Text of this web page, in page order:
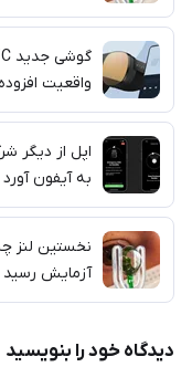
واقعیت
اپل از دیگر
به آیفون آورد
نخستین لنز
آزمایش رسید
دیدگاه خود را بنویسید